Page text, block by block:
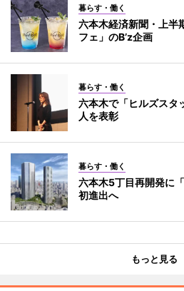
暮らす・働く
六本木経済新聞・上半
フェ」のB’z企画
暮らす・働く
六本木で「ヒルズス
人を表彰
暮らす・働く
六本木5丁目再開発に
初進出へ
もっと見る